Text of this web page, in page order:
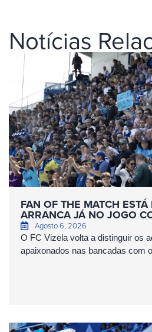
Notícias
FAN OF THE MATCH
ARRANCA JÁ NO JOGO
Agosto 6, 2026
O FC Vizela volta a distinguir os
apaixonados nas bancadas com